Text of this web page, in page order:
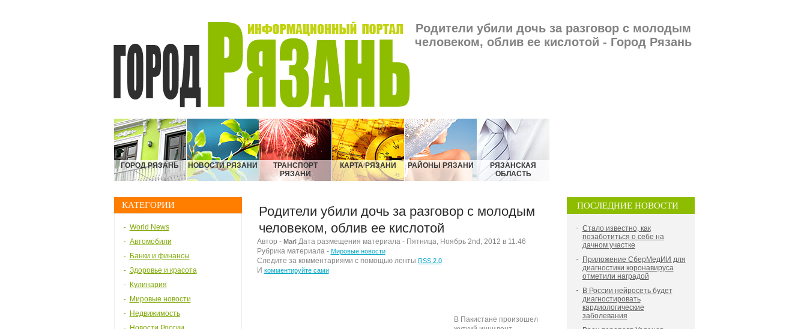
Родители убили дочь за разговор с молодым
человеком, облив ее кислотой - Город Рязань
ГОРОД РЯЗАНЬ НОВОСТИ РЯЗАНИ
ТРАНСПОРТ
РЯЗАНИ
КАРТА РЯЗАНИ РАЙОНЫ РЯЗАНИ
РЯЗАНСКАЯ
ОБЛАСТЬ
КАТЕГОРИИ
World News
Автомобили
Банки и финансы
Здоровье и красота
Кулинария
Мировые новости
Недвижимость
ПОСЛЕДНИЕ НОВОСТИ
Стало известно, как
позаботиться о себе на
дачном участке
Приложение СберМедИИ для
диагностики коронавируса
отметили наградой
В России нейросеть будет
диагностировать
кардиологические
заболевания
Родители убили дочь за разговор с молодым
человеком, облив ее кислотой
Автор - MariДата размещения материала - Пятница, Ноябрь 2nd, 2012 в 11:46
Рубрика материала - Мировые новости
Следите за комментариями с помощью ленты RSS 2.0
И комментируйте сами
В Пакистане произошел